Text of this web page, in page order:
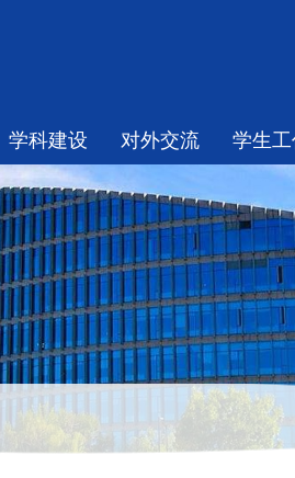
学科建设 对外交流 学生